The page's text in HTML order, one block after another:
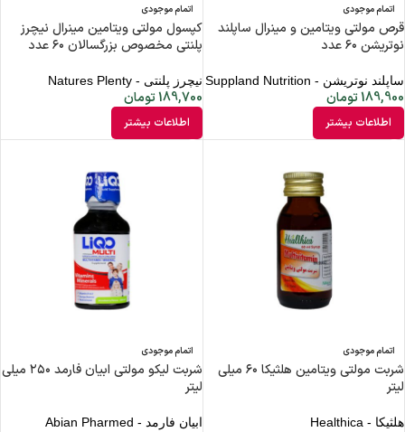
اتمام موجودی
قرص مولتی ویتامین و مینرال ساپلند
نوتریشن ۶۰ عدد
ساپلند نوتریشن - Suppland Nutrition
189,900تومان
اطلاعات بیشتر
اتمام موجودی
کپسول مولتی ویتامین مینرال نیچرز
پلنتی مخصوص بزرگسالان ۶۰ عدد
نیچرز پلنتی - Natures Plenty
189,700تومان
اطلاعات بیشتر
اتمام موجودی
شربت مولتی ویتامین هلثیکا ۶۰ میلی
لیتر
هلثیکا - Healthica
اتمام موجودی
شربت لیکو مولتی ابیان فارمد ۲۵۰ میلی
لیتر
ابیان فارمد - Abian Pharmed